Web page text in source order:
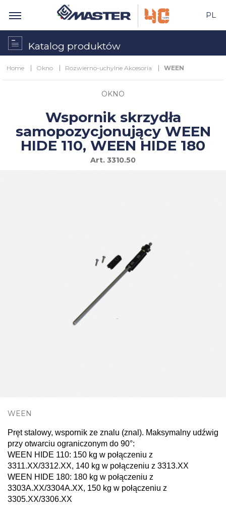
PL
Katalog produktów
Home Okno Rozwierno-uchylne Akcesoria WEEN
OKNO
Wspornik skrzydła
samopozycjonujący WEEN
HIDE 110, WEEN HIDE 180
Art. 3310.50
WEEN
Pręt stalowy, wspornik ze znalu (znal). Maksymalny udźwig
przy otwarciu ograniczonym do 90°:
WEEN HIDE 110: 150 kg w połączeniu z
3311.XX/3312.XX, 140 kg w połączeniu z 3313.XX
WEEN HIDE 180: 180 kg w połączeniu z
3303A.XX/3304A.XX, 150 kg w połączeniu z
3305.XX/3306.XX